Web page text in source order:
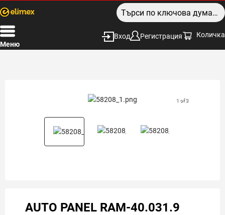
Меню
Вход Регистрация Количка
1 of 3
AUTO PANEL RAM-40.031.9